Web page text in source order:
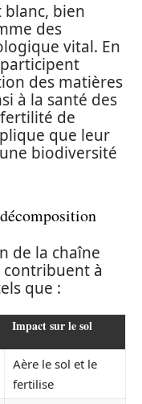
bien
des
vital. En
des matières
à la santé des
de
que leur
biodiversité
de la chaîne
contribuent à
que :
Impact sur le sol
Aère le sol et le
fertilise